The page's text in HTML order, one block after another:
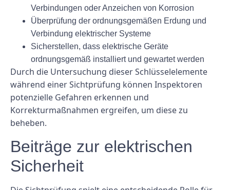
Verbindungen oder Anzeichen von Korrosion
Überprüfung der ordnungsgemäßen Erdung und
Verbindung elektrischer Systeme
Sicherstellen, dass elektrische Geräte
ordnungsgemäß installiert und gewartet werden
Durch die Untersuchung dieser Schlüsselelemente
während einer Sichtprüfung können Inspektoren
potenzielle Gefahren erkennen und
Korrekturmaßnahmen ergreifen, um diese zu
beheben.
Beiträge zur elektrischen
Sicherheit